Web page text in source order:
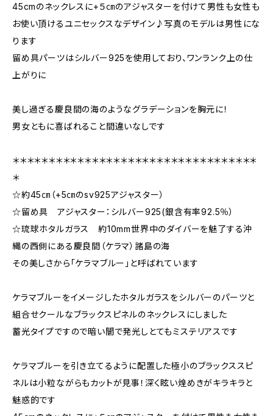
45cmのネックレスに+５㎝のアジャスターを付けて男性も女性も
お使い頂けるユニセックスなデザイン♪写真のモデルは男性にな
ります
留め具パーツはシルバー925を使用しており、ワンランク上の仕
上がりに
美し過ぎる慶良間の海のようなグラデーションを胸元に！
男女ともに喜ばれること間違いなしです
＊＊＊＊＊＊＊＊＊＊＊＊＊＊＊＊＊＊＊＊＊＊＊＊＊＊＊＊＊＊＊＊＊＊
＊
☆約45㎝（+5㎝のsv925アジャスター）
☆留め具 アジャスター：シルバー925(銀含有率92.5％）
☆琉球ホタルガラス 約10mm世界中のダイバーを魅了する沖
縄の西側にある慶良間（ケラマ）諸島の海
その美しさから「ケラマブルー」と呼ばれています
ケラマブルーをイメージしたホタルガラスをシルバーのパーツと
組合せクールなブラックスピネルのネックレスにしました
蓄光タイプですので暗い闇で発光しとてもミステリアスです
ケラマブルーを引き立てるように配置した極小のブラックススピ
ネルは小粒ながらもカットが見事！深く眩い煌めきがキラキラと
魅惑的です